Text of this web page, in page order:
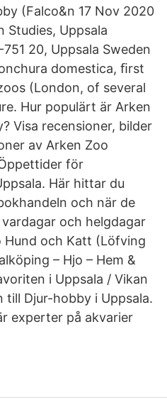
(Falco&n 17 Nov 2020
Studies, Uppsala
20, Uppsala Sweden
domestica, ﬁrst
(London, of several
Hur populärt är Arken
Visa recensioner, bilder
av Arken Zoo
för
Här hittar du
och när de
och helgdagar
Hund och Katt (Löfving
– Hjo – Hem &
i Uppsala / Vikan
till Djur-hobby i Uppsala.
experter på akvarier